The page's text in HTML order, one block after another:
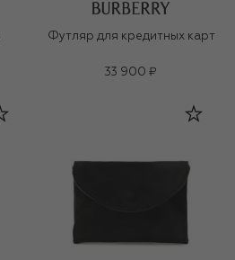
Футляр для кредитных карт
33 900 ₽